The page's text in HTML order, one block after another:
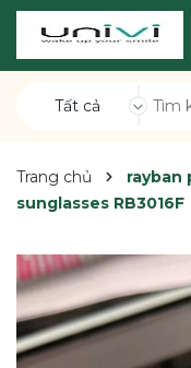
Tất cả
Trang chủ
rayban
sunglasses RB3016F